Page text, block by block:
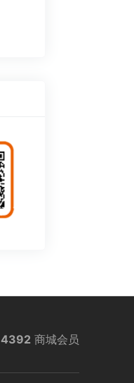
4392 商城会员